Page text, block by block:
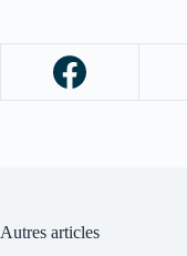
Autres articles